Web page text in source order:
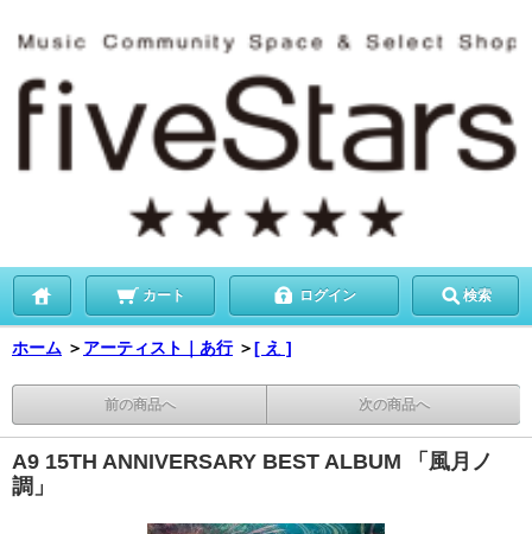
カート ログイン 検索
ホーム ＞ アーティスト｜あ行 ＞[ え ]
前の商品へ 次の商品へ
A9 15TH ANNIVERSARY BEST ALBUM 「風月ノ
調」